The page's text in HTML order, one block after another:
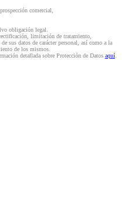
comercial,
obligación legal.
limitación de tratamiento,
sus datos de carácter personal, así como a la
de los mismos.
detallada sobre Protección de Datos aquí.